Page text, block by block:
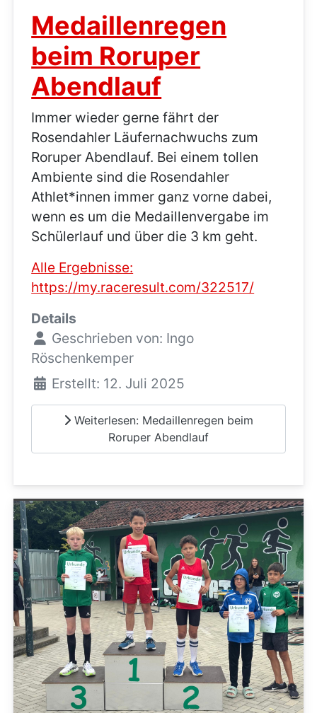
Medaillenregen
beim Roruper
Abendlauf
Immer wieder gerne fährt der
Rosendahler Läufernachwuchs zum
Roruper Abendlauf. Bei einem tollen
Ambiente sind die Rosendahler
Athlet*innen immer ganz vorne dabei,
wenn es um die Medaillenvergabe im
Schülerlauf und über die 3 km geht.
Alle Ergebnisse:
https://my.raceresult.com/322517/
Details
Geschrieben von: Ingo
Röschenkemper
Erstellt: 12. Juli 2025
Weiterlesen: Medaillenregen beim
Roruper Abendlauf